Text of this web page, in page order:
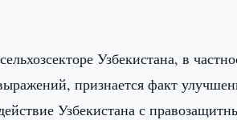
Узбекистана, в
признается факт
Узбекистана с